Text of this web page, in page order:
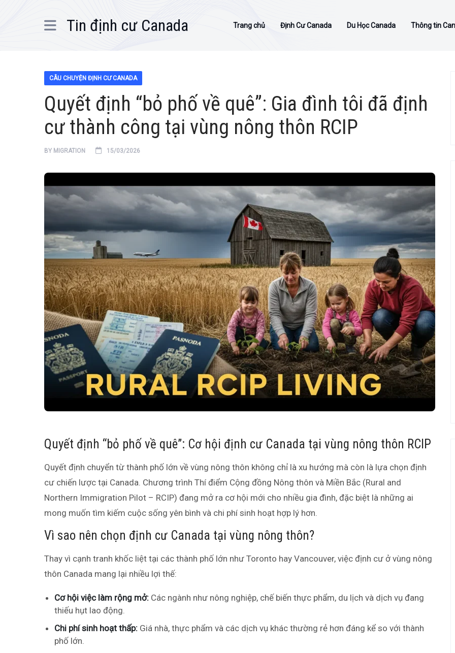
Tin định cư Canada Trang chủ Định Cư Canada Du Học Canada Thông tin
CÂU CHUYỆN ĐỊNH CƯ CANADA
Quyết định “bỏ phố về quê”: Gia đình tôi đã định
cư thành công tại vùng nông thôn RCIP
BY MIGRATION 15/03/2026
Quyết định “bỏ phố về quê”: Cơ hội định cư Canada tại vùng nông thôn RCIP
Quyết định chuyển từ thành phố lớn về vùng nông thôn không chỉ là xu hướng mà còn là lựa chọn định
cư chiến lược tại Canada. Chương trình Thí điểm Cộng đồng Nông thôn và Miền Bắc (Rural and
Northern Immigration Pilot – RCIP) đang mở ra cơ hội mới cho nhiều gia đình, đặc biệt là những ai
mong muốn tìm kiếm cuộc sống yên bình và chi phí sinh hoạt hợp lý hơn.
Vì sao nên chọn định cư Canada tại vùng nông thôn?
Thay vì cạnh tranh khốc liệt tại các thành phố lớn như Toronto hay Vancouver, việc định cư ở vùng nông
thôn Canada mang lại nhiều lợi thế:
Cơ hội việc làm rộng mở: Các ngành như nông nghiệp, chế biến thực phẩm, du lịch và dịch vụ đang
thiếu hụt lao động.
Chi phí sinh hoạt thấp: Giá nhà, thực phẩm và các dịch vụ khác thường rẻ hơn đáng kể so với thành
phố lớn.